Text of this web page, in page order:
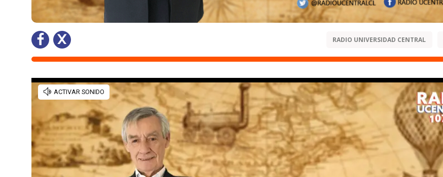
RADIO UNIVERSIDAD CENTRAL